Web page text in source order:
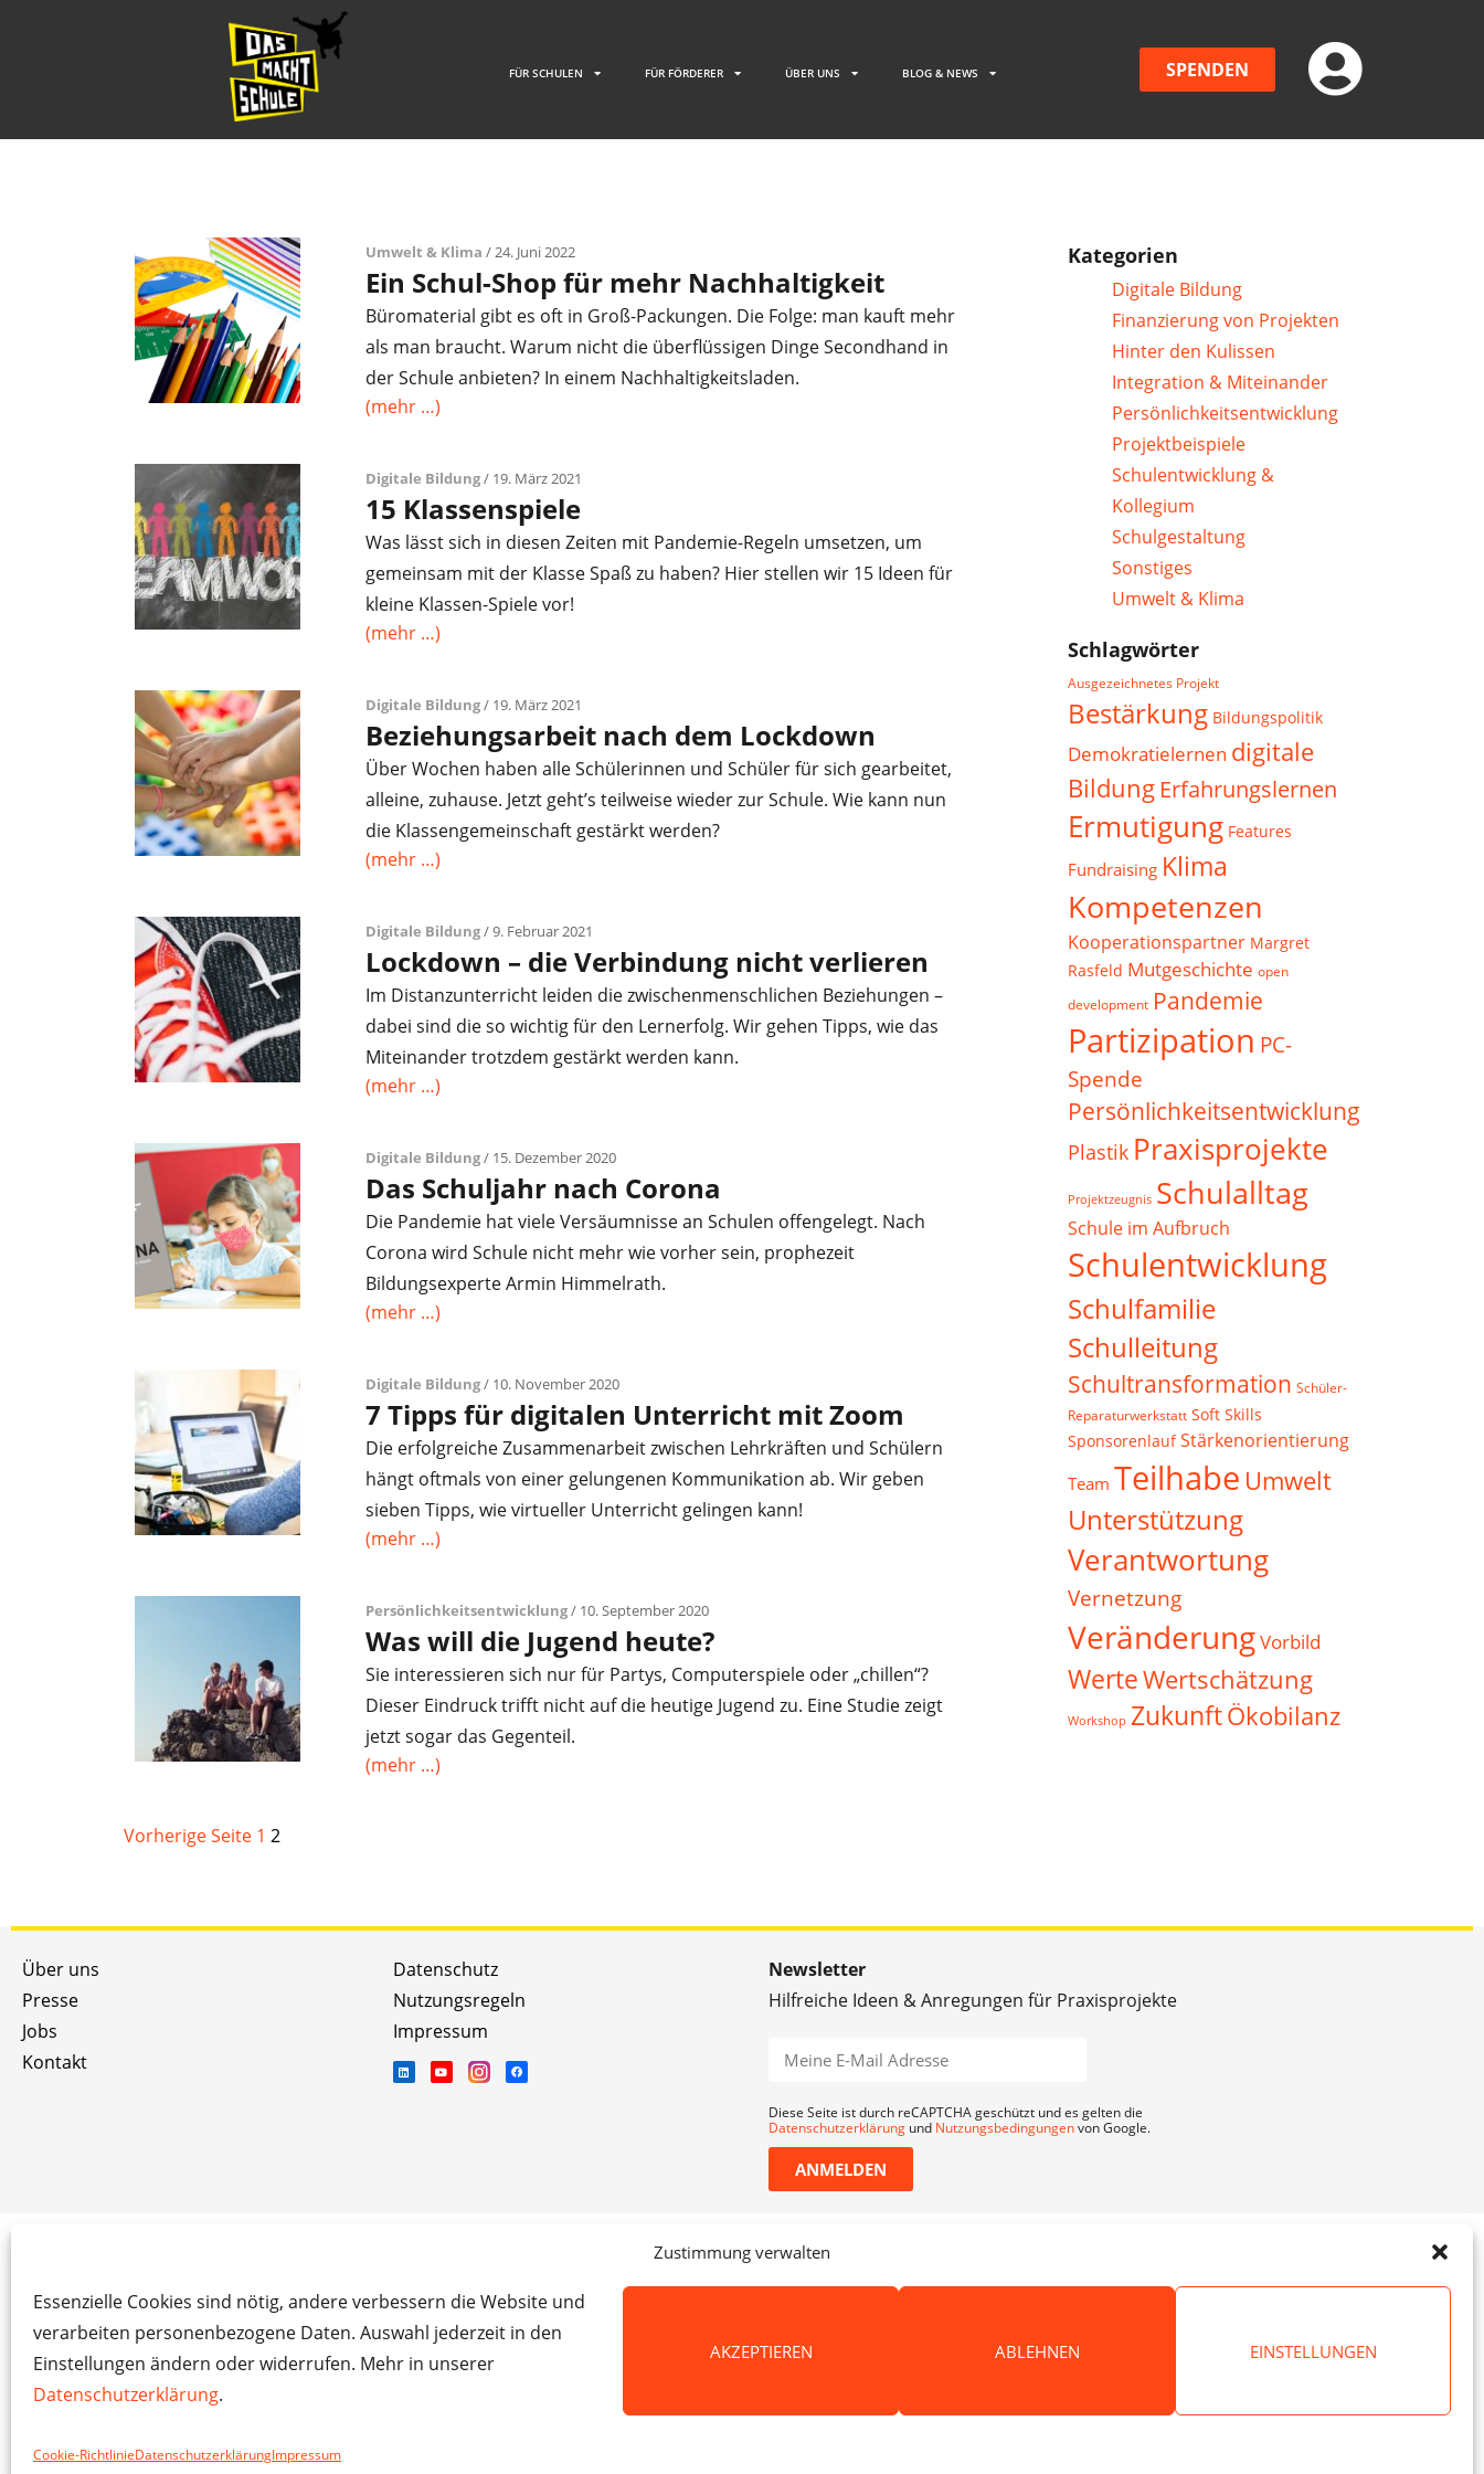
Zustimmung verwalten
Essenzielle Cookies sind nötig, andere verbessern die Website und
verarbeiten personenbezogene Daten. Auswahl jederzeit in den
Einstellungen ändern oder widerrufen. Mehr in unserer
Datenschutzerklärung.
AKZEPTIEREN ABLEHNEN EINSTELLUNGEN
Cookie-RichtlinieDatenschutzerklärungImpressum
FÜR SCHULEN FÜR FÖRDERER ÜBER UNS BLOG & NEWS SPENDEN
Umwelt & Klima / 24. Juni 2022
Ein Schul-Shop für mehr Nachhaltigkeit
Büromaterial gibt es oft in Groß-Packungen. Die Folge: man kauft mehr
als man braucht. Warum nicht die überflüssigen Dinge Secondhand in
der Schule anbieten? In einem Nachhaltigkeitsladen.
(mehr …)
Digitale Bildung/ 19. März 2021
15 Klassenspiele
Was lässt sich in diesen Zeiten mit Pandemie-Regeln umsetzen, um
gemeinsam mit der Klasse Spaß zu haben? Hier stellen wir 15 Ideen für
kleine Klassen-Spiele vor!
(mehr …)
Digitale Bildung/ 19. März 2021
Beziehungsarbeit nach dem Lockdown
Über Wochen haben alle Schülerinnen und Schüler für sich gearbeitet,
alleine, zuhause. Jetzt geht’s teilweise wieder zur Schule. Wie kann nun
die Klassengemeinschaft gestärkt werden?
(mehr …)
Digitale Bildung/ 9. Februar 2021
Lockdown – die Verbindung nicht verlieren
Im Distanzunterricht leiden die zwischenmenschlichen Beziehungen –
dabei sind die so wichtig für den Lernerfolg. Wir gehen Tipps, wie das
Miteinander trotzdem gestärkt werden kann.
(mehr …)
Digitale Bildung/ 15. Dezember 2020
Das Schuljahr nach Corona
Die Pandemie hat viele Versäumnisse an Schulen offengelegt. Nach
Corona wird Schule nicht mehr wie vorher sein, prophezeit
Bildungsexperte Armin Himmelrath.
(mehr …)
Digitale Bildung/ 10. November 2020
7 Tipps für digitalen Unterricht mit Zoom
Die erfolgreiche Zusammenarbeit zwischen Lehrkräften und Schülern
hängt oftmals von einer gelungenen Kommunikation ab. Wir geben
sieben Tipps, wie virtueller Unterricht gelingen kann!
(mehr …)
Persönlichkeitsentwicklung/ 10. September 2020
Was will die Jugend heute?
Sie interessieren sich nur für Partys, Computerspiele oder „chillen“?
Dieser Eindruck trifft nicht auf die heutige Jugend zu. Eine Studie zeigt
jetzt sogar das Gegenteil.
(mehr …)
Vorherige Seite 1 2
Kategorien
Digitale Bildung
Finanzierung von Projekten
Hinter den Kulissen
Integration & Miteinander
Persönlichkeitsentwicklung
Projektbeispiele
Schulentwicklung &
Kollegium
Schulgestaltung
Sonstiges
Umwelt & Klima
Schlagwörter
Ausgezeichnetes Projekt
Bestärkung Bildungspolitik
Demokratielernen digitale
Bildung Erfahrungslernen
Ermutigung Features
Fundraising Klima
Kompetenzen
Kooperationspartner Margret
Rasfeld Mutgeschichte open
development Pandemie
Partizipation PC-
Spende
Persönlichkeitsentwicklung
Plastik Praxisprojekte
Projektzeugnis Schulalltag
Schule im Aufbruch
Schulentwicklung
Schulfamilie
Schulleitung
Schultransformation Schüler-
Reparaturwerkstatt Soft Skills
Sponsorenlauf Stärkenorientierung
Team Teilhabe Umwelt
Unterstützung
Verantwortung
Vernetzung
VeränderungVorbild
WerteWertschätzung
Workshop ZukunftÖkobilanz
Über uns
Presse
Jobs
Kontakt
Datenschutz
Nutzungsregeln
Impressum
Newsletter
Hilfreiche Ideen & Anregungen für Praxisprojekte
Diese Seite ist durch reCAPTCHA geschützt und es gelten die
Datenschutzerklärung und Nutzungsbedingungenvon Google.
ANMELDEN
© Das macht Schule 2026 – Das macht Schule haftet nicht für die Inhalte externer Websites.